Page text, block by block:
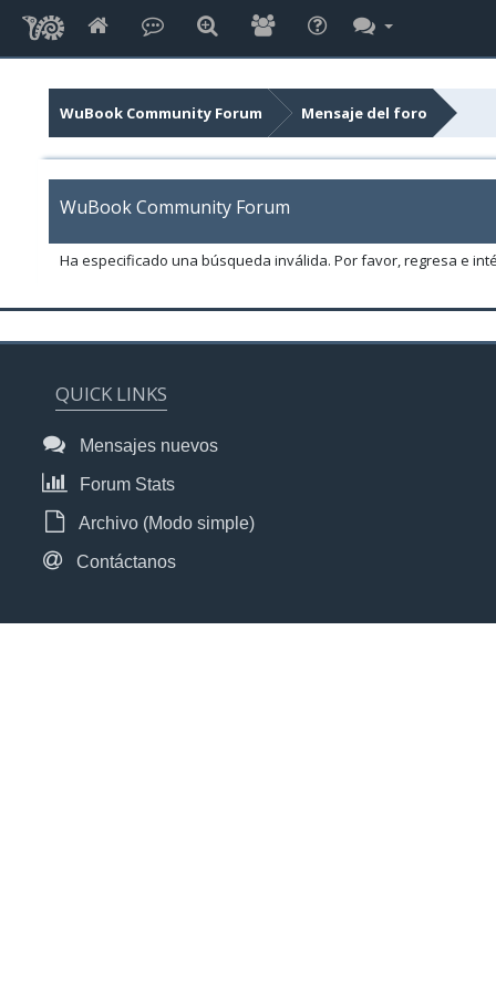
WuBook Community Forum Mensaje del foro
WuBook Community Forum
Ha especificado una búsqueda inválida. Por favor, regresa e
QUICK LINKS
Mensajes nuevos
Forum Stats
Archivo (Modo simple)
Contáctanos